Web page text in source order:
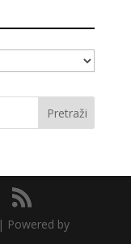
| Powered by